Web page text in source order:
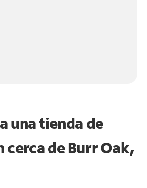
una tienda de
cerca de Burr Oak,